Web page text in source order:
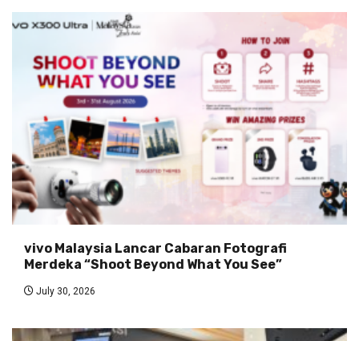
vivo Malaysia Lancar Cabaran Fotografi
Merdeka “Shoot Beyond What You See”
July 30, 2026